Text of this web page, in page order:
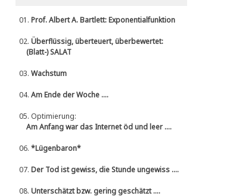
01. Prof. Albert A. Bartlett: Exponentialfunktion
02. Überflüssig, überteuert, überbewertet:
(Blatt-) SALAT
03. Wachstum
04. Am Ende der Woche ....
05. Optimierung:
Am Anfang war das Internet öd und leer ....
06. *Lügenbaron*
07. Der Tod ist gewiss, die Stunde ungewiss ....
08. Unterschätzt bzw. gering geschätzt ....